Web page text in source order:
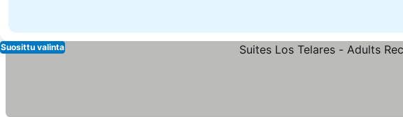
Suosittu valinta